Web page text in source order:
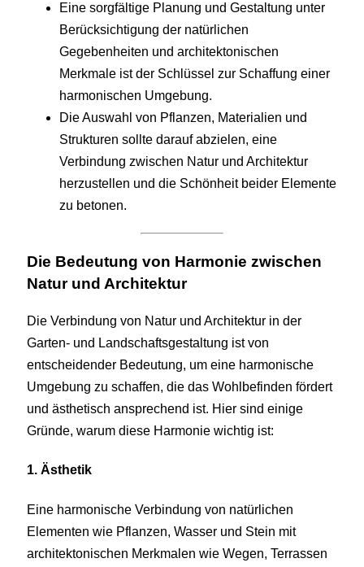
Eine sorgfältige Planung und Gestaltung unter
Berücksichtigung der natürlichen
Gegebenheiten und architektonischen
Merkmale ist der Schlüssel zur Schaffung einer
harmonischen Umgebung.
Die Auswahl von Pflanzen, Materialien und
Strukturen sollte darauf abzielen, eine
Verbindung zwischen Natur und Architektur
herzustellen und die Schönheit beider Elemente
zu betonen.
Die Bedeutung von Harmonie zwischen
Natur und Architektur
Die Verbindung von Natur und Architektur in der
Garten- und Landschaftsgestaltung ist von
entscheidender Bedeutung, um eine harmonische
Umgebung zu schaffen, die das Wohlbefinden fördert
und ästhetisch ansprechend ist. Hier sind einige
Gründe, warum diese Harmonie wichtig ist:
1. Ästhetik
Eine harmonische Verbindung von natürlichen
Elementen wie Pflanzen, Wasser und Stein mit
architektonischen Merkmalen wie Wegen, Terrassen